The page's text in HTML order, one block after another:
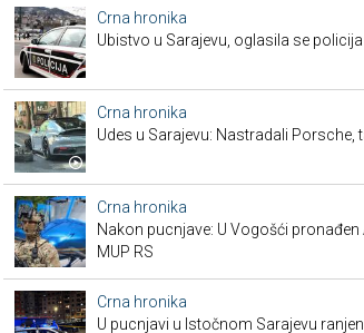
Crna hronika
Ubistvo u Sarajevu, oglasila se policija
Crna hronika
Udes u Sarajevu: Nastradali Porsche,
Crna hronika
Nakon pucnjave: U Vogošći
MUP RS
Crna hronika
U pucnjavi u Istočnom Sarajevu